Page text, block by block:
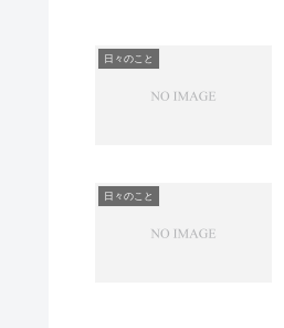
日々のこと
日々のこと